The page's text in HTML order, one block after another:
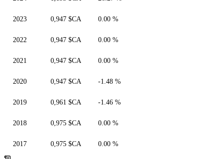
2023 0,947 $CA 0.00 %
2022 0,947 $CA 0.00 %
2021 0,947 $CA 0.00 %
2020 0,947 $CA -1.48 %
2019 0,961 $CA -1.46 %
2018 0,975 $CA 0.00 %
2017 0,975 $CA 0.00 %